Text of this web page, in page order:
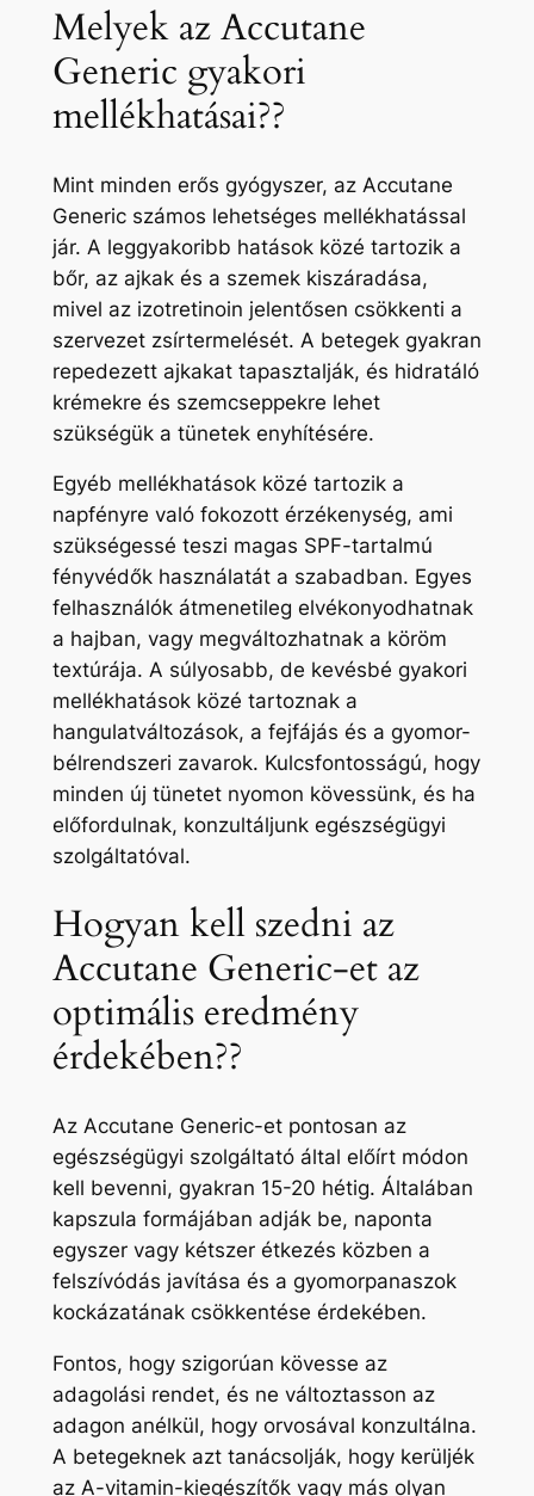
Melyek az Accutane
Generic gyakori
mellékhatásai??
Mint minden erős gyógyszer, az Accutane
Generic számos lehetséges mellékhatással
jár. A leggyakoribb hatások közé tartozik a
bőr, az ajkak és a szemek kiszáradása,
mivel az izotretinoin jelentősen csökkenti a
szervezet zsírtermelését. A betegek gyakran
repedezett ajkakat tapasztalják, és hidratáló
krémekre és szemcseppekre lehet
szükségük a tünetek enyhítésére.
Egyéb mellékhatások közé tartozik a
napfényre való fokozott érzékenység, ami
szükségessé teszi magas SPF-tartalmú
fényvédők használatát a szabadban. Egyes
felhasználók átmenetileg elvékonyodhatnak
a hajban, vagy megváltozhatnak a köröm
textúrája. A súlyosabb, de kevésbé gyakori
mellékhatások közé tartoznak a
hangulatváltozások, a fejfájás és a gyomor-
bélrendszeri zavarok. Kulcsfontosságú, hogy
minden új tünetet nyomon kövessünk, és ha
előfordulnak, konzultáljunk egészségügyi
szolgáltatóval.
Hogyan kell szedni az
Accutane Generic-et az
optimális eredmény
érdekében??
Az Accutane Generic-et pontosan az
egészségügyi szolgáltató által előírt módon
kell bevenni, gyakran 15-20 hétig. Általában
kapszula formájában adják be, naponta
egyszer vagy kétszer étkezés közben a
felszívódás javítása és a gyomorpanaszok
kockázatának csökkentése érdekében.
Fontos, hogy szigorúan kövesse az
adagolási rendet, és ne változtasson az
adagon anélkül, hogy orvosával konzultálna.
A betegeknek azt tanácsolják, hogy kerüljék
az A-vitamin-kiegészítők vagy más olyan